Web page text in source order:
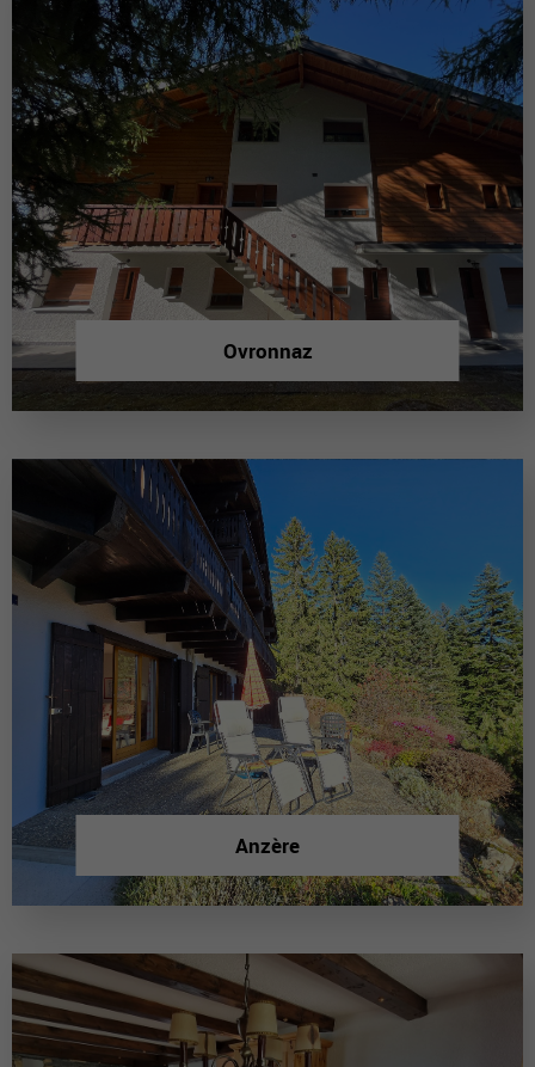
Ovronnaz
Anzère